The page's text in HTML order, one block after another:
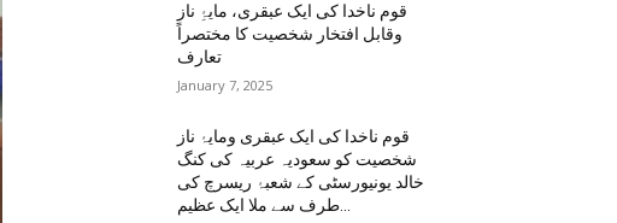
قوم ناخدا کی ایک عبقری، مایۂِ ناز
وقابل افتخار شخصیت کا مختصراً
تعارف
January 7, 2025
قوم ناخدا کی ایک عبقری ومایۂ ناز
شخصیت کو سعودیہ عربیہ کی کنگ
خالد یونیورسٹی کے شعبۂ ریسرچ کی